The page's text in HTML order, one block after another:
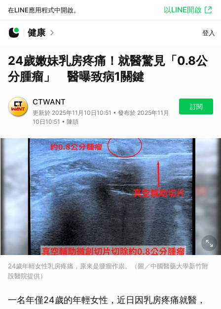
在LINE應用程式中開啟。 以LINE開啟
健康 登入
24歲嫩妹乳房疼痛！就醫驚見「0.8公
分腫瘤」 醫曝致病1關鍵
CTWANT
更新於 2025年11月10日10:51 • 發布於 2025年11月
10日10:51 • 陳頡
訂閱
24歲年輕女性乳房疼痛，原來是腫瘤作祟。（圖／中國醫藥大學新竹附
設醫院提供）
一名年僅24歲的年輕女性，近日因乳房疼痛就醫，